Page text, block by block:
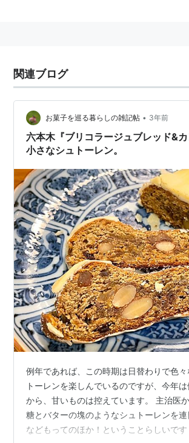
関連ブログ
お菓子を巡る暮らしの雑記帖 • 3年前
六本木『ブリコラージュブレッド&カ
小さなシュトーレン。
例年であれば、この時期は日替わりで色々
トーレンを楽しんでいるのですが、今年
から、甘いものは控えています。 主治医
糖とバターの塊のようなシュトーレンを
などもってのほか！ということらしいです